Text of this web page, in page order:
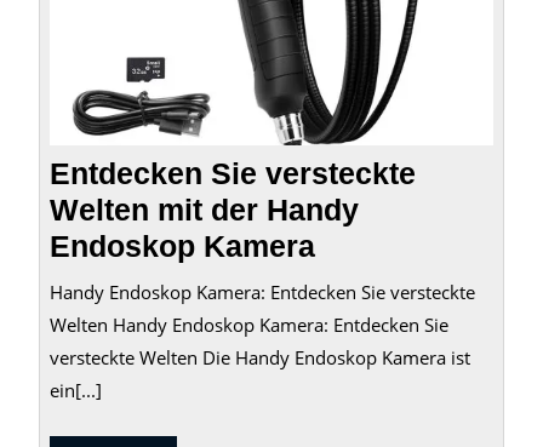
Entdecken Sie versteckte
Welten mit der Handy
Endoskop Kamera
Handy Endoskop Kamera: Entdecken Sie versteckte
Welten Handy Endoskop Kamera: Entdecken Sie
versteckte Welten Die Handy Endoskop Kamera ist
ein[...]